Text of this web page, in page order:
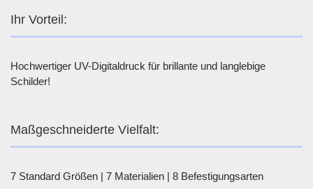
Ihr Vorteil:
Hochwertiger UV-Digitaldruck für brillante und langlebige
Schilder!
Maßgeschneiderte Vielfalt:
7 Standard Größen | 7 Materialien | 8 Befestigungsarten